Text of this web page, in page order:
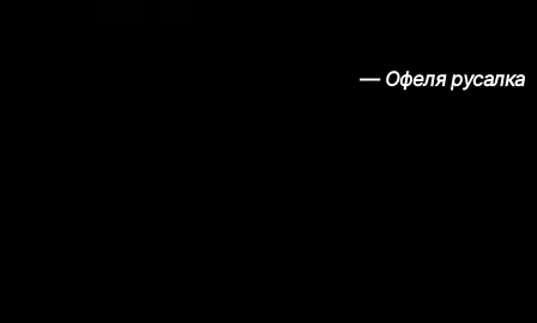
— Офеля русалка